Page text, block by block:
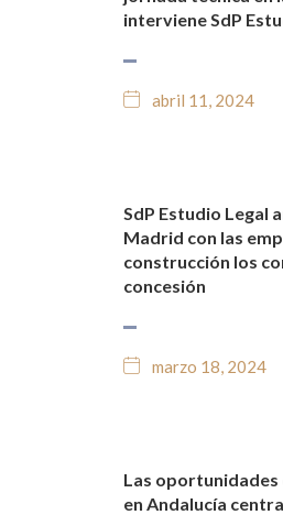
interviene SdP
abril 11, 2024
NOTICIAS Y BLOG
SdP Estudio Legal
Madrid con las
construcción los
concesión
marzo 18, 2024
NOTICIAS Y BLOG
Las oportunidades
en Andalucía